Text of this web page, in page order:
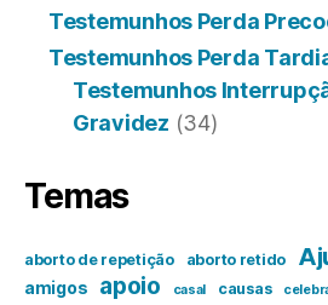
Testemunhos Perda
Testemunhos Perda
Testemunhos
Gravidez (34)
Temas
aborto de repetição aborto retido
amigos apoio casal causas